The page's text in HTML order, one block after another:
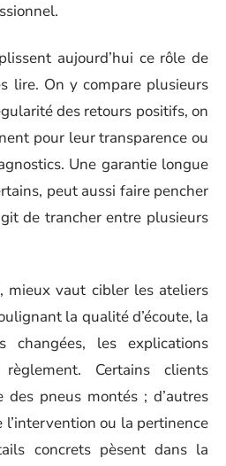
aujourd’hui ce rôle de
lire. On y compare plusieurs
des retours positifs, on
pour leur transparence ou
Une garantie longue
peut aussi faire pencher
de trancher entre plusieurs
mieux vaut cibler les ateliers
la qualité d’écoute, la
changées, les explications
Certains clients
des pneus montés ; d’autres
ou la pertinence
concrets pèsent dans la